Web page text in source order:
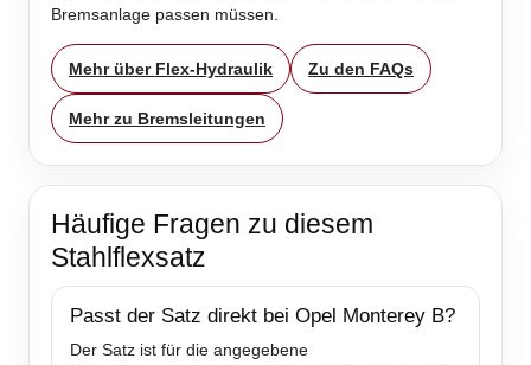
Bremsanlage passen müssen.
Mehr über Flex-Hydraulik Zu den FAQs
Mehr zu Bremsleitungen
Häufige Fragen zu diesem
Stahlflexsatz
Passt der Satz direkt bei Opel Monterey B?
Der Satz ist für die angegebene